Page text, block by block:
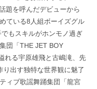
題を呼んだデビューから
ている8人組ボーイズグル
もスキルがホンモノ過ぎ
団「THE JET BOY
れる宇原雄飛と古嶋滝、先
り出す独特な世界観に魅了
ィブ歌謡舞踊集団「龍宮